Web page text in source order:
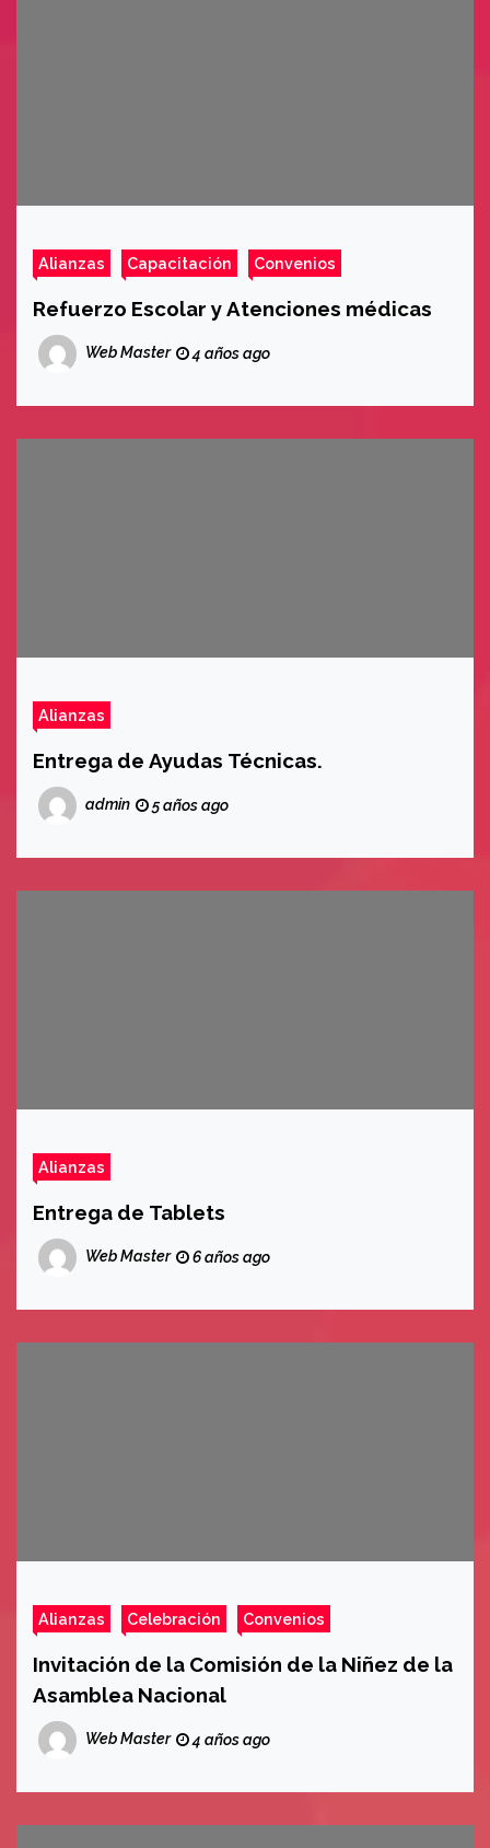
Alianzas Capacitación Convenios
Refuerzo Escolar y Atenciones médicas
Web Master 4 años ago
Alianzas
Entrega de Ayudas Técnicas.
admin 5 años ago
Alianzas
Entrega de Tablets
Web Master 6 años ago
Alianzas Celebración Convenios
Invitación de la Comisión de la Niñez de la
Asamblea Nacional
Web Master 4 años ago